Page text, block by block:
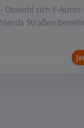
Obwohl sich E-
Straßen